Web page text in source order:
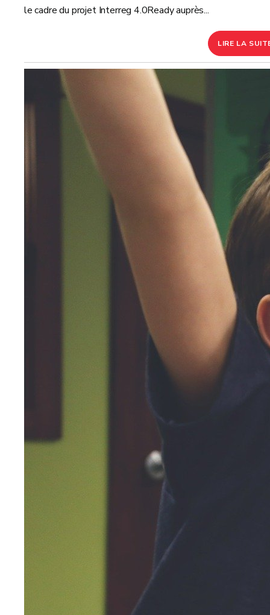
le cadre du projet Interreg 4.0Ready auprès...
LIRE LA